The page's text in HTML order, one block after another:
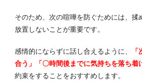
そのため、次の喧嘩を防ぐためには、揉
放置しないことが重要です。
感情的にならずに話し合えるように、
合う」「〇時間後までに気持ちを落ち着
約束をすることをおすすめします。